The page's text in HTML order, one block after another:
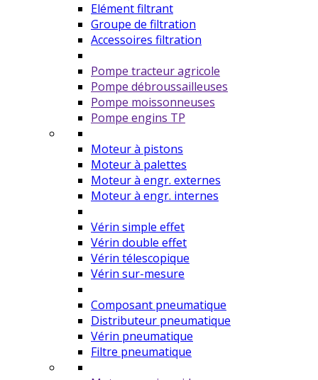
Elément filtrant
Groupe de filtration
Accessoires filtration
Pompe tracteur agricole
Pompe débroussailleuses
Pompe moissonneuses
Pompe engins TP
Moteur à pistons
Moteur à palettes
Moteur à engr. externes
Moteur à engr. internes
Vérin simple effet
Vérin double effet
Vérin télescopique
Vérin sur-mesure
Composant pneumatique
Distributeur pneumatique
Vérin pneumatique
Filtre pneumatique